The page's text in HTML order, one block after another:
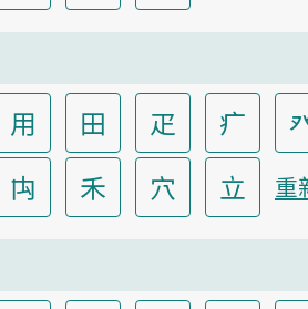
用 田 疋 疒
禸 禾 穴 立 重